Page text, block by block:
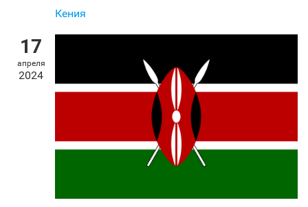
Кения
17
апреля
2024